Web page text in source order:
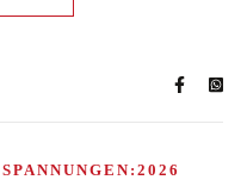
SPANNUNGEN:2026